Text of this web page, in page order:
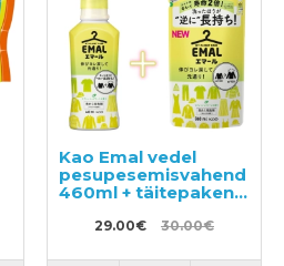
Kao Emal vedel
pesupesemisvahend
460ml + täitepakend
29.00€ 30.00€